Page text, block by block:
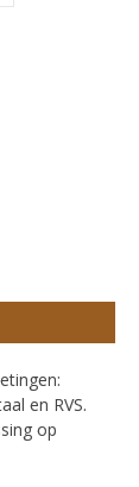
en RVS.
op